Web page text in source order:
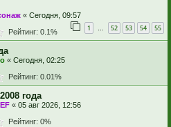
« Сегодня, 09:57
1 … 52 53 54 55
Рейтинг: 0.1%
« Сегодня, 02:25
Рейтинг: 0.01%
года
« 05 авг 2026, 12:56
Рейтинг: 0%